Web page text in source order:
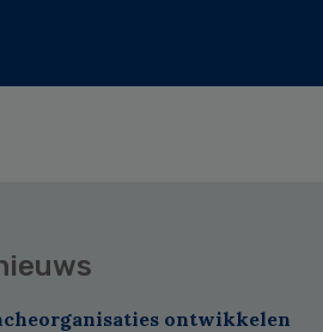
ontwikkelen